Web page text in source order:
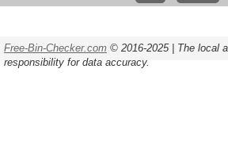
Free-Bin-Checker.com © 2016-2025 | The local
responsibility for data accuracy.